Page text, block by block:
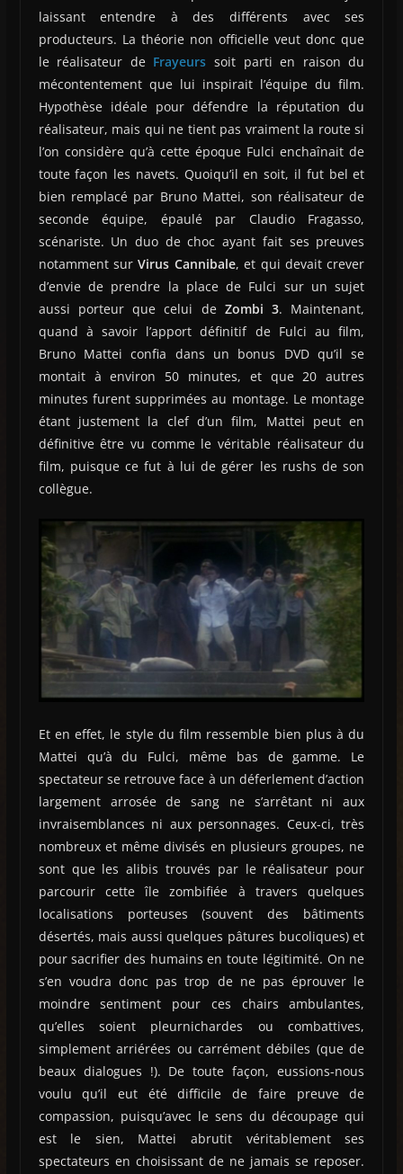
laissant entendre à des différents avec ses
producteurs. La théorie non officielle veut donc que
le réalisateur de Frayeurs soit parti en raison du
mécontentement que lui inspirait l’équipe du film.
Hypothèse idéale pour défendre la réputation du
réalisateur, mais qui ne tient pas vraiment la route si
l’on considère qu’à cette époque Fulci enchaînait de
toute façon les navets. Quoiqu’il en soit, il fut bel et
bien remplacé par Bruno Mattei, son réalisateur de
seconde équipe, épaulé par Claudio Fragasso,
scénariste. Un duo de choc ayant fait ses preuves
notamment surVirus Cannibale, et qui devait crever
d’envie de prendre la place de Fulci sur un sujet
aussi porteur que celui de Zombi 3. Maintenant,
quand à savoir l’apport définitif de Fulci au film,
Bruno Mattei confia dans un bonus DVD qu’il se
montait à environ 50 minutes, et que 20 autres
minutes furent supprimées au montage. Le montage
étant justement la clef d’un film, Mattei peut en
définitive être vu comme le véritable réalisateur du
film, puisque ce fut à lui de gérer les rushs de son
collègue.
Et en effet, le style du film ressemble bien plus à du
Mattei qu’à du Fulci, même bas de gamme. Le
spectateur se retrouve face à un déferlement d’action
largement arrosée de sang ne s’arrêtant ni aux
invraisemblances ni aux personnages. Ceux-ci, très
nombreux et même divisés en plusieurs groupes, ne
sont que les alibis trouvés par le réalisateur pour
parcourir cette île zombifiée à travers quelques
localisations porteuses (souvent des bâtiments
désertés, mais aussi quelques pâtures bucoliques) et
pour sacrifier des humains en toute légitimité. On ne
s’en voudra donc pas trop de ne pas éprouver le
moindre sentiment pour ces chairs ambulantes,
qu’elles soient pleurnichardes ou combattives,
simplement arriérées ou carrément débiles (que de
beaux dialogues !). De toute façon, eussions-nous
voulu qu’il eut été difficile de faire preuve de
compassion, puisqu’avec le sens du découpage qui
est le sien, Mattei abrutit véritablement ses
spectateurs en choisissant de ne jamais se reposer.